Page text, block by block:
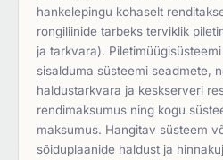
hankelepingu kohaselt
rongiliinide tarbeks terviklik
ja tarkvara).
sisalduma süsteemi seadmete,
haldustarkvara ja keskserveri
rendimaksumus ning kogu
maksumus. Hangitav süsteem
sõiduplaanide haldust ja